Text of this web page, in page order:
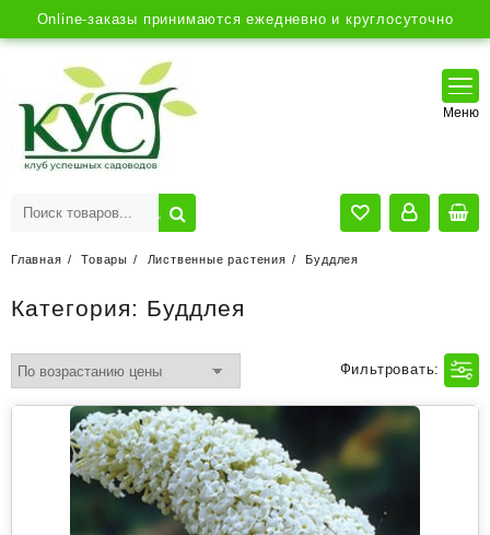
Online-заказы принимаются ежедневно и круглосуточно
Категория: Буддлея
Главная Товары Лиственные растения Буддлея
Фильтровать: